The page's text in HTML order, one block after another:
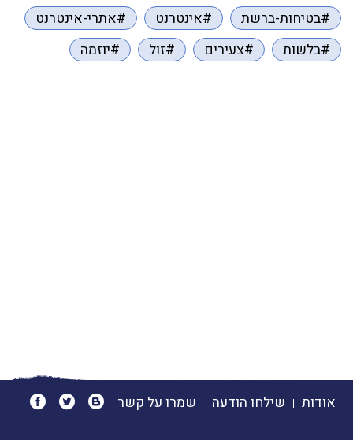
#בטיחות-ברשת
#אינטרנט
#אתרי-אינטרנט
#בלשות
#צעירים #זול #יוזמה
אודות שילחו הודעה שמרו על קשר